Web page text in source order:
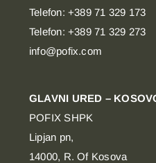
Telefon: +389 71 329 173
Telefon: +389 71 329 273
info@pofix.com
GLAVNI URED –
POFIX SHPK
Lipjan pn,
14000, R. Of Kosova